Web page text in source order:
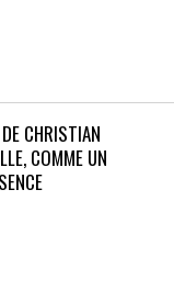
CHRISTIAN
COMME UN